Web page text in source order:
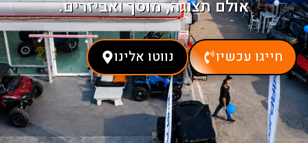
אולם תצוגה, מוסך ואביזרים.
עכשיו נווטו אלינו